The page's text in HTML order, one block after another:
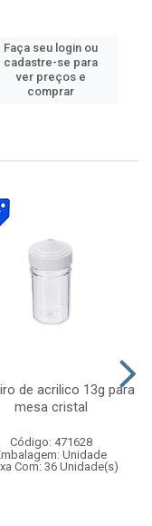
Faça seu login ou
cadastre-se para
ver preços e
comprar
de acrilico 13g para
mesa cristal
Código: 471628
Unidade
Com: 36 Unidade(s)